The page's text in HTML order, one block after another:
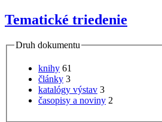
Tematické triedenie
Druh dokumentu
knihy 61
články 3
katalógy výstav 3
časopisy a noviny 2